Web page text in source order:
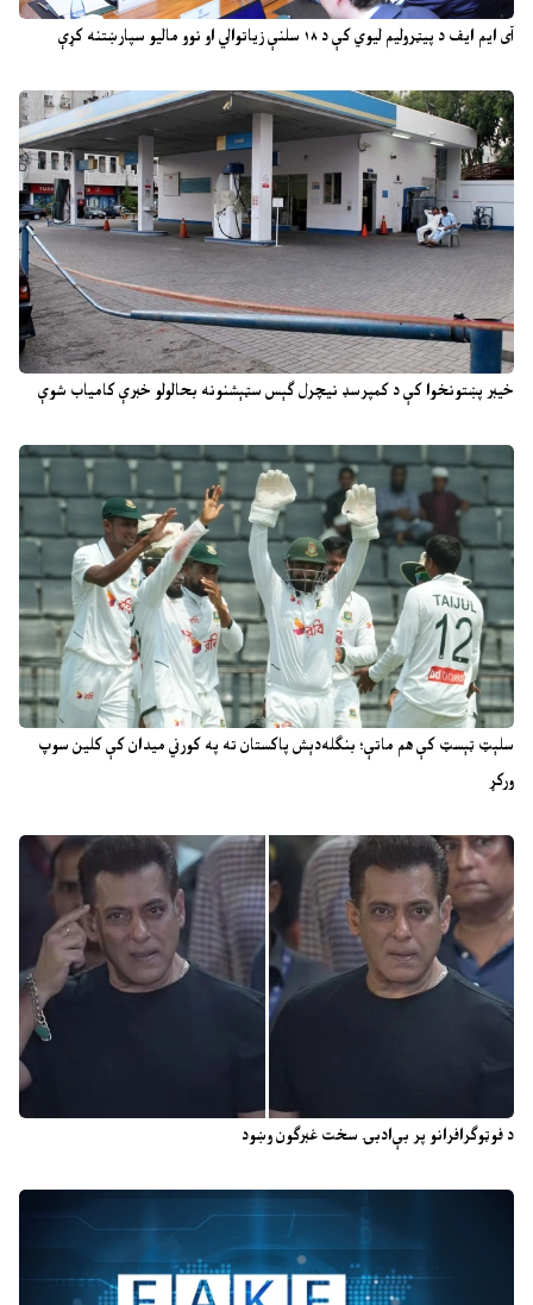
آی ایم ایف د پیټرولیم لیوي کې د ۱۸ سلنې زیاتوالي او نوو مالیو سپارښتنه کړې
خیبر پښتونخوا کې د کمپرسډ نیچرل ګېس سټېشنونه بحالولو خبرې کامیاب شوې
سلېټ ټېسټ کې هم ماتې؛ بنګله‌دېش پاکستان ته په کورني میدان کې کلین سوپ
ورکړ
د فوټوګرافرانو پر بې‌ادبۍ سخت غبرګون وښود